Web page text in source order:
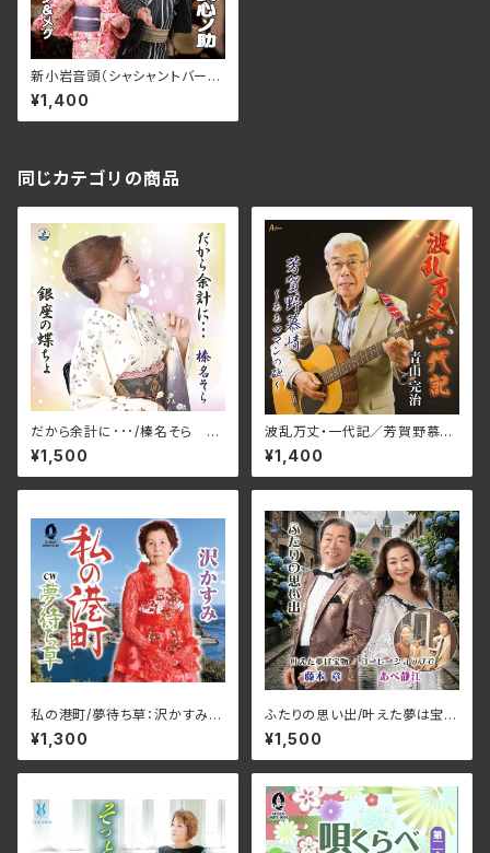
新小岩音頭（シャシャントバージ
ョン）/新恋話物語：五月女心ノ
助/合いの手：メグ、シン＆メグ
AFDM-15001(仕様:CD)
¥1,400
同じカテゴリの商品
だから余計に･･･/榛名そら J
MG-20(仕様:CD)
¥1,500
波乱万丈・一代記／芳賀野慕情
～ああロマンの碑～_青山完治
AFDM-15004(仕様:CD)
¥1,400
私の港町/夢待ち草：沢かすみ
ORDC-2142(仕様:CD)
¥1,300
ふたりの思い出/叶えた夢は宝
物/コーヒーショップで/あべ静江
＆藤本章 JMG-34(仕様:C
D)
¥1,500